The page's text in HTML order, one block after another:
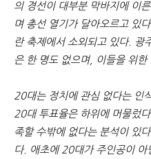
의 경선이 대부분 막바지에 이
며 총선 열기가 달아오르고 있
란 축제에서 소외되고 있다. 광
은 한 명도 없으며, 이들을 위한
20대는 정치에 관심 없다는 인
20대 투표율은 하위에 머물렀
족할 수밖에 없다는 분석이 있
다. 애초에 20대가 주인공이 아